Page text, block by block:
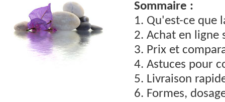
Sommaire :
1. Qu'est-ce que
2. Achat en ligne
3. Prix et
4. Astuces pour
5. Livraison
6. Formes,